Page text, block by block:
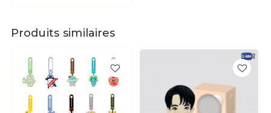
Produits similaires